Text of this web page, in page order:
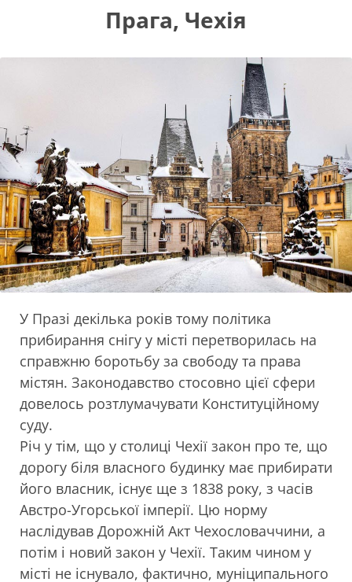
Прага, Чехія
У Празі декілька років тому політика
прибирання снігу у місті перетворилась на
справжню боротьбу за свободу та права
містян. Законодавство стосовно цієї сфери
довелось розтлумачувати Конституційному
суду.
Річ у тім, що у столиці Чехії закон про те, що
дорогу біля власного будинку має прибирати
його власник, існує ще з 1838 року, з часів
Австро-Угорської імперії. Цю норму
наслідував Дорожній Акт Чехословаччини, а
потім і новий закон у Чехії. Таким чином у
місті не існувало, фактично, муніципального